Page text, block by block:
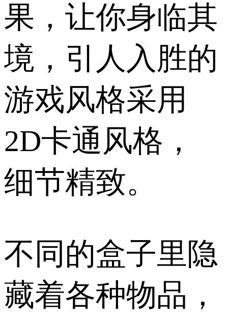
果，让你身临其
境，引人入胜的
游戏风格采用
2D卡通风格，
细节精致。
不同的盒子里隐
藏着各种物品，